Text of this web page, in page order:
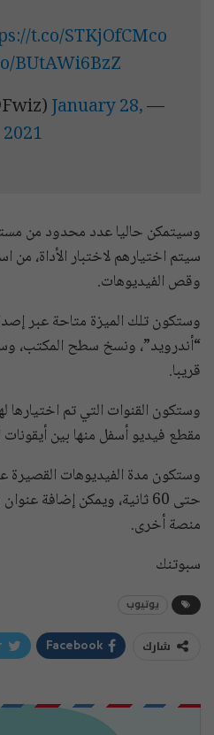
t.co/STKjOfCMco
BUtAWi6BzZ
— Ryan Wyatt (@Fwiz)
January 28,
2021
​وسيتمكن حاليا عدد محدود من
سيتم اختيارهم لاختبار الأداة،
وقص الفيديوهات.
وستكون تلك الميزة متاحة عبر
“أندرويد”، ونسخ سطح المكتب،
قريبا.
وستكون القنوات التي تم اختيارها
مقطع فيديو أسفل منها بين
حتى 60 ثانية، ويمكن إضافة
منصة أخرى.
سبوتنك
يوتيوب
شارك Facebook